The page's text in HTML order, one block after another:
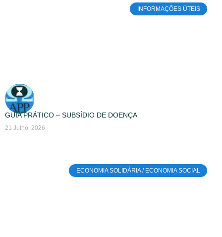
INFORMAÇÕES ÚTEIS
GUIA PRÁTICO – SUBSÍDIO DE DOENÇA
21 Julho, 2026
ECONOMIA SOLIDÁRIA / ECONOMIA SOCIAL